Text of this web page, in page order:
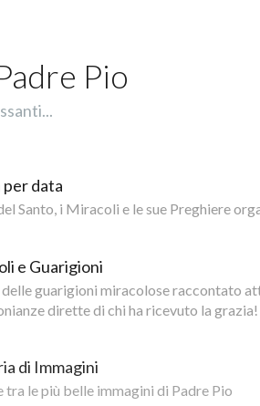
Pio
per data
Santo, i Miracoli e le sue Preghiere
e Guarigioni
guarigioni miracolose raccontato
dirette di chi ha ricevuto la grazia!
di Immagini
tra le più belle immagini di Padre Pio